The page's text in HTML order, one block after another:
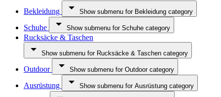
Bekleidung Show submenu for Bekleidung category
Schuhe Show submenu for Schuhe category
Rucksäcke & Taschen
Show submenu for Rucksäcke & Taschen category
Outdoor Show submenu for Outdoor category
Ausrüstung Show submenu for Ausrüstung category